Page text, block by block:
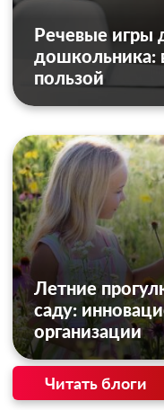
Речевые игры
дошкольника:
пользой
Летние
саду:
организации
Читать блоги